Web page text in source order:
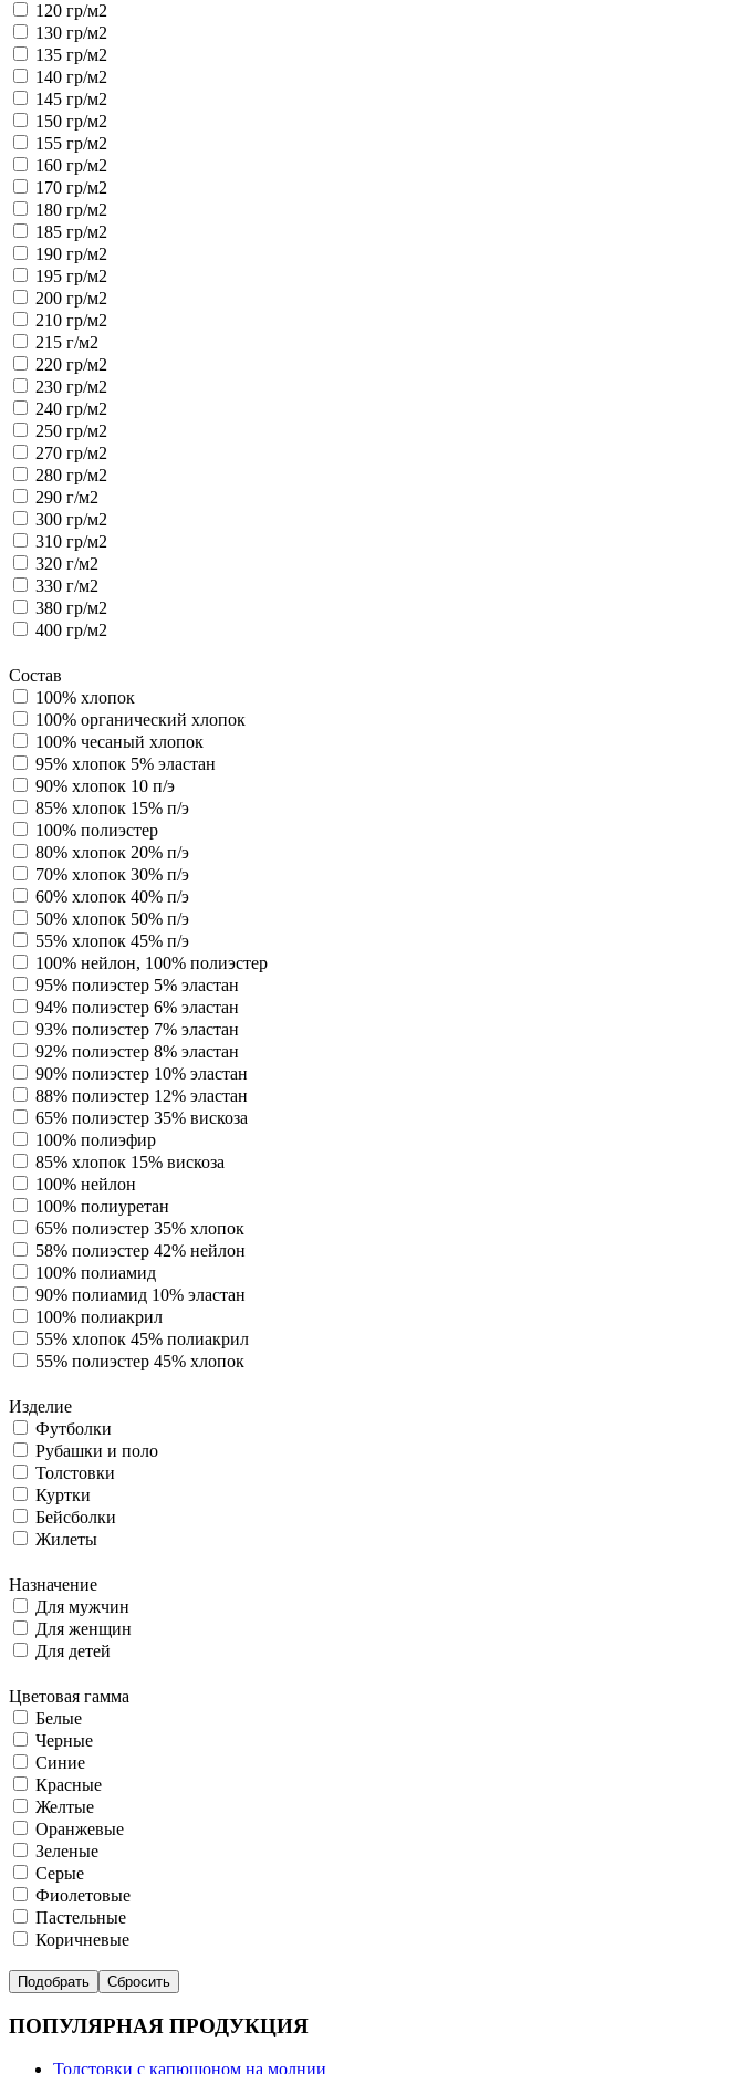
120 гр/м2
130 гр/м2
135 гр/м2
140 гр/м2
145 гр/м2
150 гр/м2
155 гр/м2
160 гр/м2
170 гр/м2
180 гр/м2
185 гр/м2
190 гр/м2
195 гр/м2
200 гр/м2
210 гр/м2
215 г/м2
220 гр/м2
230 гр/м2
240 гр/м2
250 гр/м2
270 гр/м2
280 гр/м2
290 г/м2
300 гр/м2
310 гр/м2
320 г/м2
330 г/м2
380 гр/м2
400 гр/м2
Состав
100% хлопок
100% органический хлопок
100% чесаный хлопок
95% хлопок 5% эластан
90% хлопок 10 п/э
85% хлопок 15% п/э
100% полиэстер
80% хлопок 20% п/э
70% хлопок 30% п/э
60% хлопок 40% п/э
50% хлопок 50% п/э
55% хлопок 45% п/э
100% нейлон, 100% полиэстер
95% полиэстер 5% эластан
94% полиэстер 6% эластан
93% полиэстер 7% эластан
92% полиэстер 8% эластан
90% полиэстер 10% эластан
88% полиэстер 12% эластан
65% полиэстер 35% вискоза
100% полиэфир
85% хлопок 15% вискоза
100% нейлон
100% полиуретан
65% полиэстер 35% хлопок
58% полиэстер 42% нейлон
100% полиамид
90% полиамид 10% эластан
100% полиакрил
55% хлопок 45% полиакрил
55% полиэстер 45% хлопок
Изделие
Футболки
Рубашки и поло
Толстовки
Куртки
Бейсболки
Жилеты
Назначение
Для мужчин
Для женщин
Для детей
Цветовая гамма
Белые
Черные
Синие
Красные
Желтые
Оранжевые
Зеленые
Серые
Фиолетовые
Пастельные
Коричневые
ПОПУЛЯРНАЯ ПРОДУКЦИЯ
Толстовки с капюшоном на молнии